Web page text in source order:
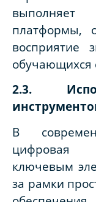
платформы,
восприятие
обучающихся
2.3.
В
цифровая
ключевым
за рамки